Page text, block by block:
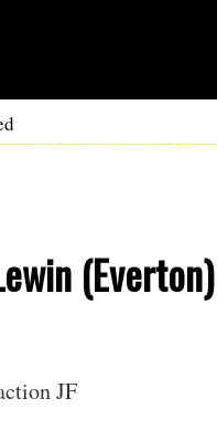
(Everton)
JF